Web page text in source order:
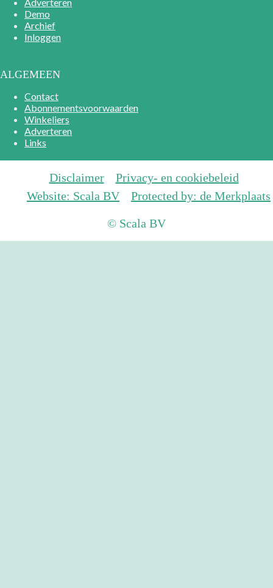
Demo
Archief
Inloggen
ALGEMEEN
Contact
Abonnementsvoorwaarden
Winkeliers
Adverteren
Links
Disclaimer
Privacy- en cookiebeleid
Website: Scala BV
Protected by: de Merkplaats
© Scala BV